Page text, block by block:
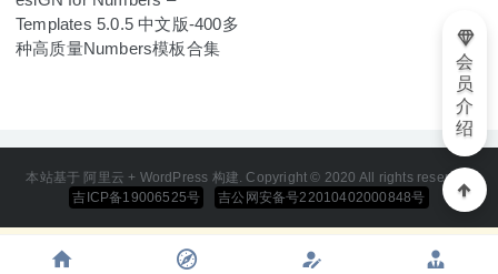
Templates 5.0.5 中文版-400多
种高质量Numbers模板合集
本站基于 阿里云 + WordPress 构建. Copyright © 2020 All rights reserved
吉ICP备19006525号
吉公网安备号22010402000848号
会
员
介
绍